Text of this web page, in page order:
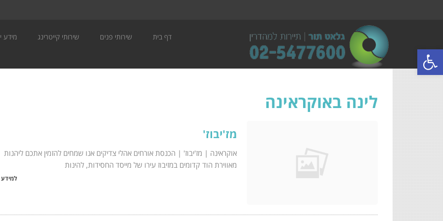
פתח סרגל נגישות
דף בית שירותי פנים שירותי קייטרינג מידע
לינה באוקראינה
מז'יבוז'
אוקראינה | מז'יבוז' | הכנסת אורחים אהלי צדיקים אנו שמחים להזמין אתכם ליהנות
מאווירת הוד קדומים במזיבוז עירו של מייסד החסידות, להינות